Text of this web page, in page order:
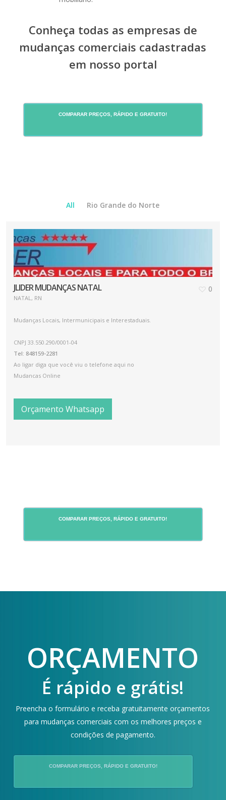
Conheça todas as empresas de
mudanças comerciais cadastradas
em nosso portal
COMPARAR PREÇOS, RÁPIDO E GRATUITO!
All Rio Grande do Norte
JLIDER MUDANÇAS NATAL
NATAL, RN
Mudanças Locais, Intermunicipais e Interestaduais.
CNPJ 33.550.290/0001-04
Tel: 848159-2281
Ao ligar diga que você viu o telefone aqui no
Mudancas Online
Orçamento Whatsapp
0
COMPARAR PREÇOS, RÁPIDO E GRATUITO!
ORÇAMENTO
É rápido e grátis!
Preencha o formulário e receba gratuitamente orçamentos
para mudanças comerciais com os melhores preços e
condições de pagamento.
COMPARAR PREÇOS, RÁPIDO E GRATUITO!